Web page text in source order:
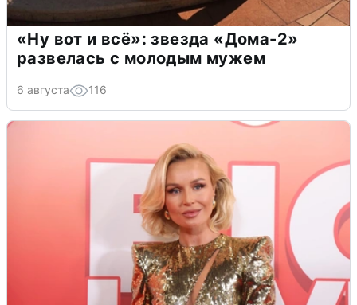
«Ну вот и всё»: звезда «Дома-2»
развелась с молодым мужем
6 августа 116